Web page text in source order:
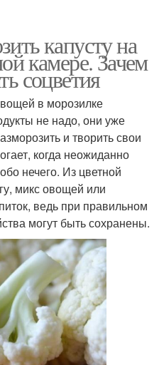
капусту на
камере. Зачем
соцветия
в морозилке
не надо, они уже
и творить свои
когда неожиданно
нечего. Из цветной
микс овощей или
ведь при правильном
могут быть сохранены.